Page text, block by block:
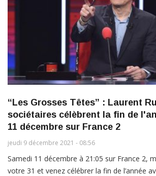
“Les Grosses Têtes” : Laurent
sociétaires célèbrent la fin de
11 décembre sur France 2
jeudi 9 décembre 2021 - 08:56
Samedi 11 décembre à 21:05 sur France 2,
votre 31 et venez célébrer la fin de l’année